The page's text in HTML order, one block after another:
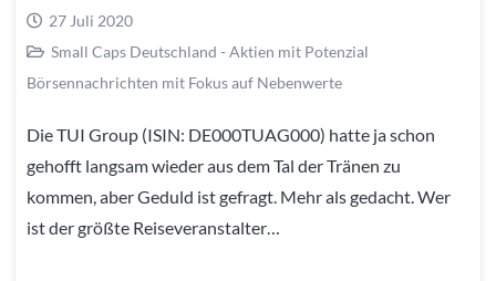
27 Juli 2020
Small Caps Deutschland - Aktien mit Potenzial
Börsennachrichten mit Fokus auf Nebenwerte
Die TUI Group (ISIN: DE000TUAG000) hatte ja schon
gehofft langsam wieder aus dem Tal der Tränen zu
kommen, aber Geduld ist gefragt. Mehr als gedacht. Wer
ist der größte Reiseveranstalter…